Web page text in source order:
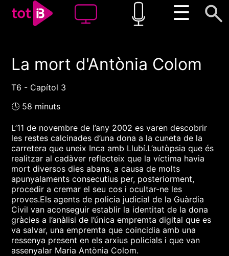
☰
00:00 00:00
La mort d'Antònia Colom
T6 - Capítol 3
🕓 58 minuts
L’11 de novembre de l’any 2002 es varen descobrir
les restes calcinades d’una dona a la cuneta de la
carretera que uneix Inca amb Llubí.L’autòpsia que és
realitzar al cadàver reflecteix que la víctima havia
mort diversos dies abans, a causa de molts
apunyalaments consecutius per, posteriorment,
procedir a cremar el seu cos i ocultar-ne les
proves.Els agents de policia judicial de la Guàrdia
Civil van aconseguir establir la identitat de la dona
gràcies a l’anàlisi de l’única empremta digital que es
va salvar, una empremta que coincidia amb una
ressenya present en els arxius policials i que van
assenyalar Maria Antònia Colom.